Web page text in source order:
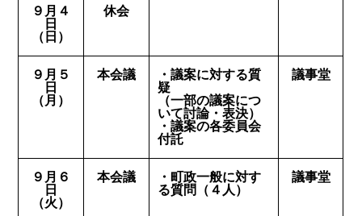
９月４
日
（日）
休会
９月５
日
（月）
本会議
・議案に対する質
疑
（一部の議案につ
いて討論・表決）
・議案の各委員会
付託
議事堂
９月６
日
（火）
本会議
・町政一般に対す
る質問（４人）
議事堂